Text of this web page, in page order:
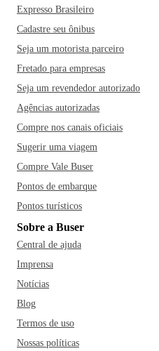
Expresso Brasileiro
Cadastre seu ônibus
Seja um motorista parceiro
Fretado para empresas
Seja um revendedor autorizado
Agências autorizadas
Compre nos canais oficiais
Sugerir uma viagem
Compre Vale Buser
Pontos de embarque
Pontos turísticos
Sobre a Buser
Central de ajuda
Imprensa
Notícias
Blog
Termos de uso
Nossas políticas